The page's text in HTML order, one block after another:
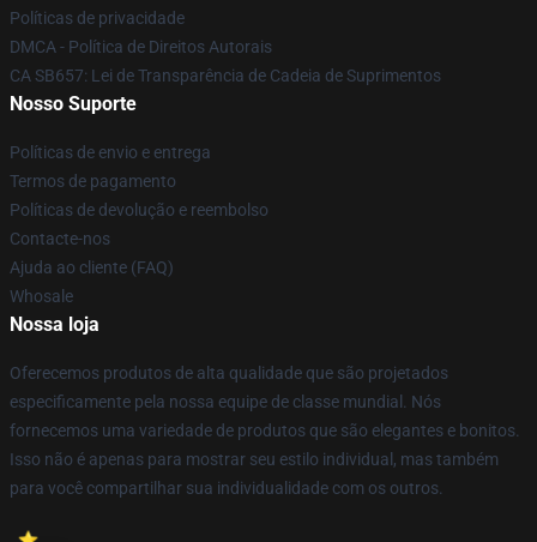
Políticas de privacidade
DMCA - Política de Direitos Autorais
CA SB657: Lei de Transparência de Cadeia de Suprimentos
Nosso Suporte
Políticas de envio e entrega
Termos de pagamento
Políticas de devolução e reembolso
Contacte-nos
Ajuda ao cliente (FAQ)
Whosale
Nossa loja
Oferecemos produtos de alta qualidade que são projetados
especificamente pela nossa equipe de classe mundial. Nós
fornecemos uma variedade de produtos que são elegantes e bonitos.
Isso não é apenas para mostrar seu estilo individual, mas também
para você compartilhar sua individualidade com os outros.